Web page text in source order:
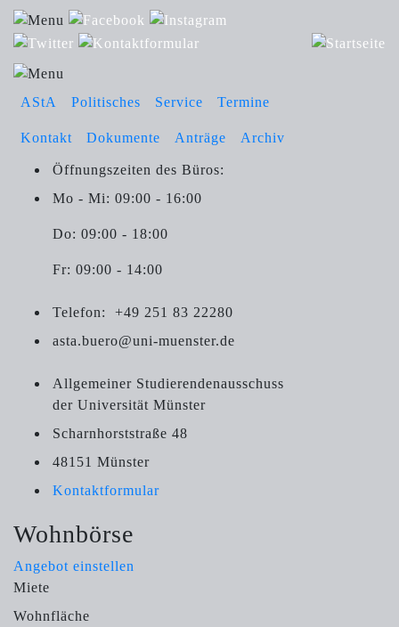
AStA Politisches Service Termine
Kontakt Dokumente Anträge Archiv
Öffnungszeiten des Büros:
Mo - Mi: 09:00 - 16:00
Do: 09:00 - 18:00
Fr: 09:00 - 14:00
Telefon:
+49 251 83 22280
asta.buero@uni-muenster.de
Allgemeiner Studierendenausschuss
der Universität Münster
Scharnhorststraße 48
48151 Münster
Kontaktformular
Wohnbörse
Angebot einstellen
Miete
Wohnfläche